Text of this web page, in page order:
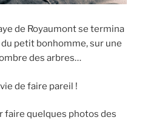
de Royaumont se termina
petit bonhomme, sur une
des arbres…
de faire pareil !
faire quelques photos des